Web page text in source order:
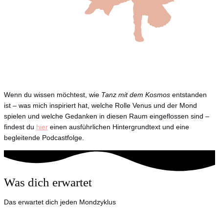
Wenn du wissen möchtest, wie Tanz mit dem Kosmos entstanden
ist – was mich inspiriert hat, welche Rolle Venus und der Mond
spielen und welche Gedanken in diesen Raum eingeflossen sind –
findest du hier einen ausführlichen Hintergrundtext und eine
begleitende Podcastfolge.
Was dich erwartet
Das erwartet dich jeden Mondzyklus